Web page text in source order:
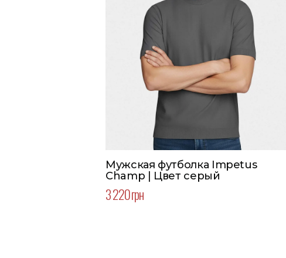
Мужская футболка Impetus
Champ | Цвет серый
3 220 грн